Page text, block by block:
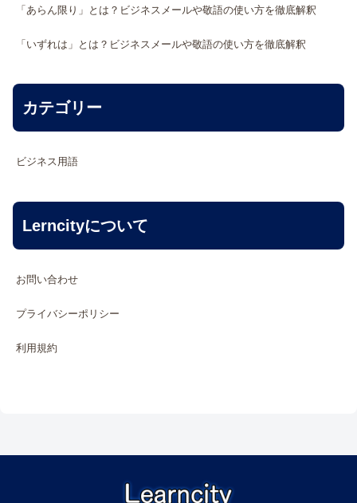
「あらん限り」とは？ビジネスメールや敬語の使い方を徹底解釈
「いずれは」とは？ビジネスメールや敬語の使い方を徹底解釈
カテゴリー
ビジネス用語
Lerncityについて
お問い合わせ
プライバシーポリシー
利用規約